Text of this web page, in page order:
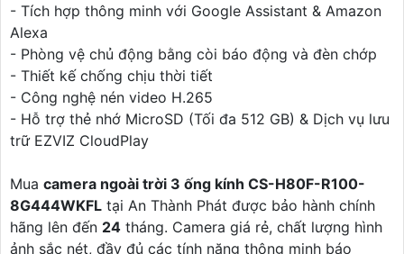
- Tích hợp thông minh với Google Assistant & Amazon
Alexa
- Phòng vệ chủ động bằng còi báo động và đèn chớp
- Thiết kế chống chịu thời tiết
- Công nghệ nén video H.265
- Hỗ trợ thẻ nhớ MicroSD (Tối đa 512 GB) & Dịch vụ lưu
trữ EZVIZ CloudPlay
Mua camera ngoài trời 3 ống kính CS-H80F-R100-
8G444WKFL tại An Thành Phát được bảo hành chính
hãng lên đến 24 tháng. Camera giá rẻ, chất lượng hình
ảnh sắc nét, đầy đủ các tính năng thông minh báo